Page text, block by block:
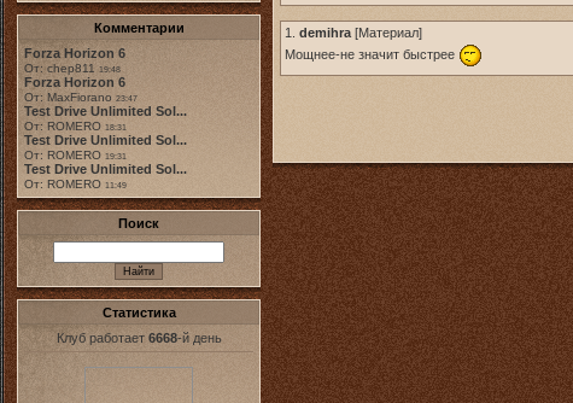
Комментарии
Forza Horizon 6
От: chep811 19:48
Forza Horizon 6
От: MaxFiorano 23:47
Test Drive Unlimited Sol...
От: ROMERO 18:31
Test Drive Unlimited Sol...
От: ROMERO 19:31
Test Drive Unlimited Sol...
От: ROMERO 11:49
Поиск
Статистика
Клуб работает 6668-й день
1. demihra [Материал]
Мощнее-не значит быстрее